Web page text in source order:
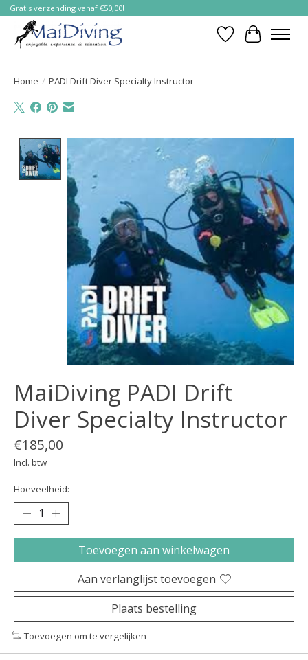
Gratis verzending vanaf €50,00!
Verlanglijst
Home / PADI Drift Diver Specialty Instructor
Product image slideshow Items
MaiDiving PADI Drift
Diver Specialty Instructor
€185,00
Incl. btw
Hoeveelheid:
Toevoegen aan winkelwagen
Aan verlanglijst toevoegen
Plaats bestelling
Toevoegen om te vergelijken